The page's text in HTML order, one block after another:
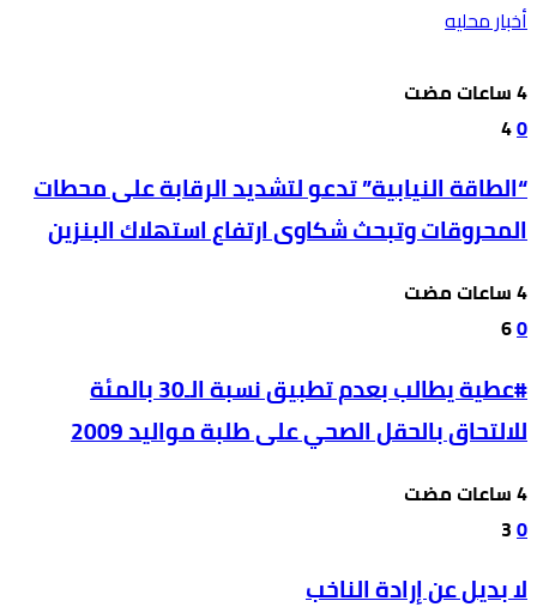
أخبار محليه
0
4
“الطاقة النيابية” تدعو لتشديد الرقابة على محطات
المحروقات وتبحث شكاوى ارتفاع استهلاك البنزين
0
6
#عطية يطالب بعدم تطبيق نسبة الـ30 بالمئة
للالتحاق بالحقل الصحي على طلبة مواليد 2009
0
3
لا بديل عن إرادة الناخب